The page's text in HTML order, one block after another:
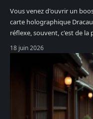
Vous venez d'ouvrir un
carte holographique
réflexe, souvent, c'est de la
18 juin 2026